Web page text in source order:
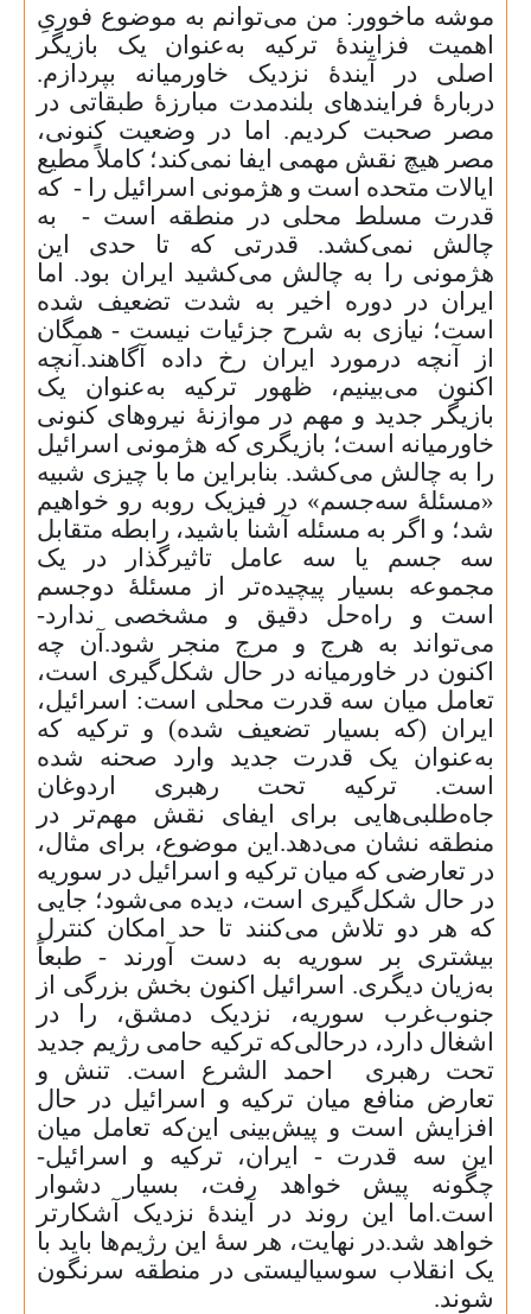
موشه ماخوور: من می‌توانم به موضوع فوریِ
اهمیت فزایندهٔ ترکیه به‌عنوان یک بازیگر
اصلی در آیندهٔ نزدیک خاورمیانه بپردازم.
دربارهٔ فرایندهای بلندمدت مبارزهٔ طبقاتی در
مصر صحبت کردیم. اما در وضعیت کنونی،
مصر هیچ نقش مهمی ایفا نمی‌کند؛ کاملاً مطیع
ایالات متحده است و هژمونی اسرائیل را - که
قدرت مسلط محلی در منطقه است - به
چالش نمی‌کشد. قدرتی که تا حدی این
هژمونی را به چالش می‌کشید ایران بود. اما
ایران در دوره اخیر به‌ شدت تضعیف شده
است؛ نیازی به شرح جزئیات نیست - همگان
از آنچه درمورد ایران رخ ‌داده آگاهند.آنچه
اکنون می‌بینیم، ظهور ترکیه به‌عنوان یک
بازیگر جدید و مهم در موازنهٔ نیروهای کنونی
خاورمیانه است؛ بازیگری که هژمونی اسرائیل
را به چالش می‌کشد. بنابراین ما با چیزی شبیه
«مسئلهٔ سه‌جسم» در فیزیک روبه ‌رو خواهیم
شد؛ و اگر به مسئله آشنا باشید، رابطه متقابل
سه ‌جسم یا سه عامل تاثیرگذار در یک
مجموعه بسیار پیچیده‌تر از مسئلهٔ دو‌جسم
است و راه‌حل دقیق و مشخصی ندارد-
می‌تواند به هرج و مرج منجر شود.آن چه
اکنون در خاورمیانه در حال شکل‌گیری است،
تعامل میان سه قدرت محلی است: اسرائیل،
ایران (که بسیار تضعیف شده) و ترکیه که
به‌عنوان یک قدرت جدید وارد صحنه شده
است. ترکیه تحت رهبری اردوغان
جاه‌طلبی‌هایی برای ایفای نقش مهم‌تر در
منطقه نشان می‌دهد.این موضوع، برای مثال،
در تعارضی که میان ترکیه و اسرائیل در سوریه
در حال شکل‌گیری است، دیده می‌شود؛ جایی
که هر دو تلاش می‌کنند تا حد امکان کنترل
بیشتری بر سوریه به ‌دست آورند - طبعاً
به‌زیان دیگری. اسرائیل اکنون بخش بزرگی از
جنوب‌غرب سوریه، نزدیک دمشق، را در
اشغال دارد، درحالی‌که ترکیه حامی رژیم جدید
تحت رهبری احمد الشرع است. تنش و
تعارض منافع میان ترکیه و اسرائیل در حال
افزایش است و پیش‌بینی این‌که تعامل میان
این سه قدرت - ایران، ترکیه و اسرائیل-
چگونه پیش خواهد رفت، بسیار دشوار
است.اما این روند در آیندهٔ نزدیک آشکارتر
خواهد شد.در نهایت، هر سهٔ این رژیم‌ها باید با
یک انقلاب سوسیالیستی در منطقه سرنگون
شوند.